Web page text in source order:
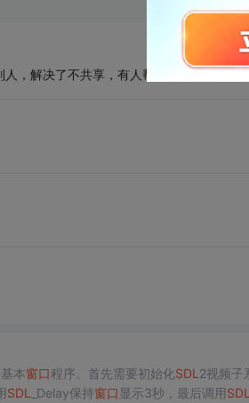
，解决了不共享，有人帮你解决一句谢谢
本窗口程序。首先需要初始化SDL 2视频子
SDL _Delay保持窗口 显示3秒，最后调用SDL